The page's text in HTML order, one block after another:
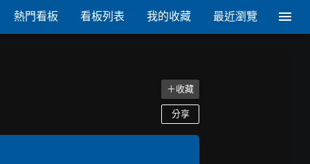
熱門看板 看板列表 我的收藏 最近瀏覽
＋收藏
分享